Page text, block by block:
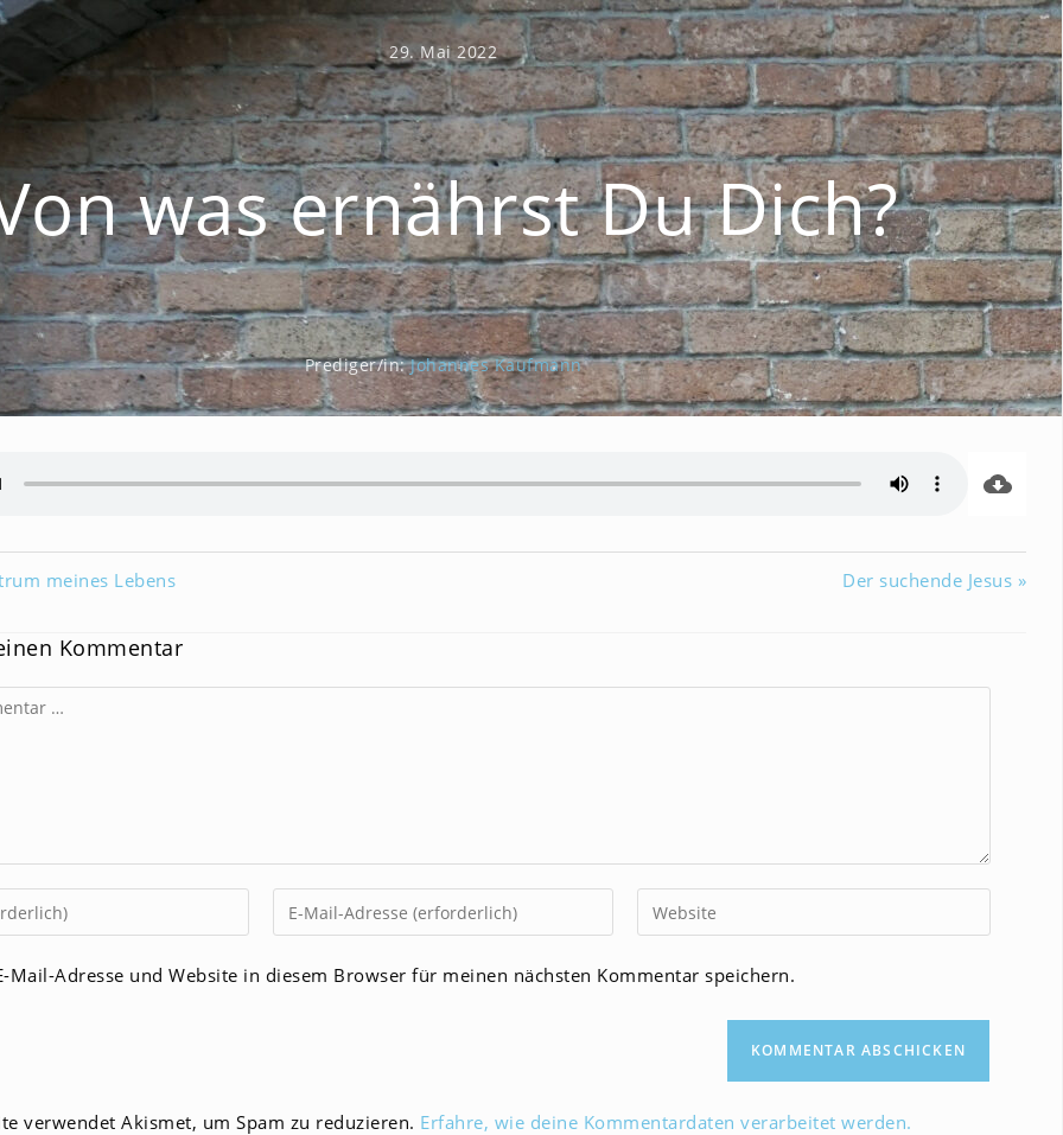
29. Mai 2022
was ernährst Du Dich?
Prediger/in: Johannes Kaufmann
meines Lebens Der suchende Jesus »
Kommentar
Gib
deine
Gib
deine
Mail-Adresse und Website in diesem Browser für meinen nächsten Kommentar speichern.
verwendet Akismet, um Spam zu reduzieren. Erfahre, wie deine Kommentardaten verarbeitet werden.